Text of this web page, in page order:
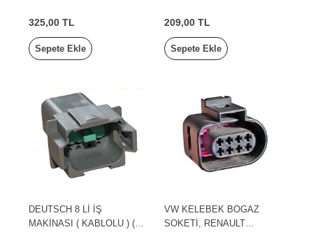
325,00 TL
Sepete Ekle
209,00 TL
Sepete Ekle
DEUTSCH 8 Lİ İŞ
MAKİNASI ( KABLOLU ) (
VW KELEBEK BOGAZ
SOKETİ, RENAULT